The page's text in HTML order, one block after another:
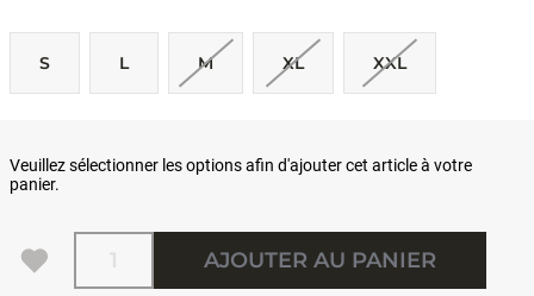
S L M XL XXL
Veuillez sélectionner les options afin d'ajouter cet article à votre
panier.
Quantité
AJOUTER AU PANIER